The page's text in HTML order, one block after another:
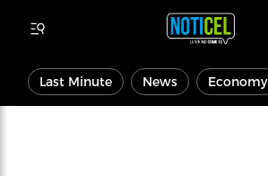
Last Minute News Economy